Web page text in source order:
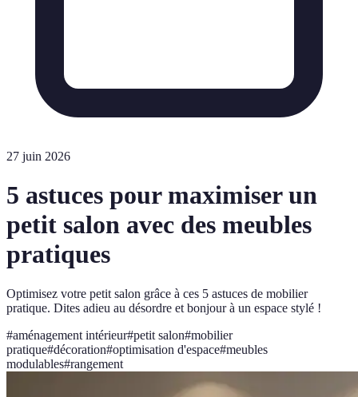
27 juin 2026
5 astuces pour maximiser un
petit salon avec des meubles
pratiques
Optimisez votre petit salon grâce à ces 5 astuces de mobilier
pratique. Dites adieu au désordre et bonjour à un espace stylé !
#aménagement intérieur#petit salon#mobilier
pratique#décoration#optimisation d'espace#meubles
modulables#rangement